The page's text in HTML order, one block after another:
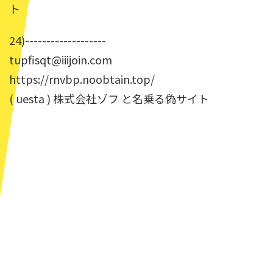
ト
24)-------------------
tupfisqt@iiijoin.com
https://rnvbp.noobtain.top/
( uesta ) 株式会社ゾフ と名乗る偽サイト